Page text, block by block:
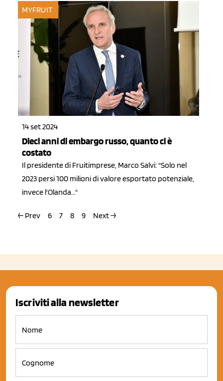
MYFRUIT
14 set 2024
Dieci anni di embargo russo, quanto ci è
costato
Il presidente di Fruitimprese, Marco Salvi: "Solo nel
2023 persi 100 milioni di valore esportato potenziale,
invece l'Olanda..."
← Prev 6 7 8 9 Next →
Iscriviti alla newsletter